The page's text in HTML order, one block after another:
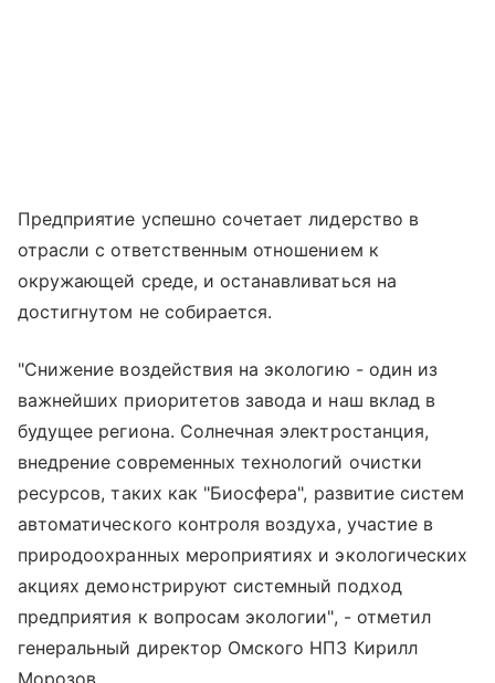
Предприятие успешно сочетает лидерство в
отрасли с ответственным отношением к
окружающей среде, и останавливаться на
достигнутом не собирается.
"Снижение воздействия на экологию - один из
важнейших приоритетов завода и наш вклад в
будущее региона. Солнечная электростанция,
внедрение современных технологий очистки
ресурсов, таких как "Биосфера", развитие систем
автоматического контроля воздуха, участие в
природоохранных мероприятиях и экологических
акциях демонстрируют системный подход
предприятия к вопросам экологии", - отметил
генеральный директор Омского НПЗ Кирилл